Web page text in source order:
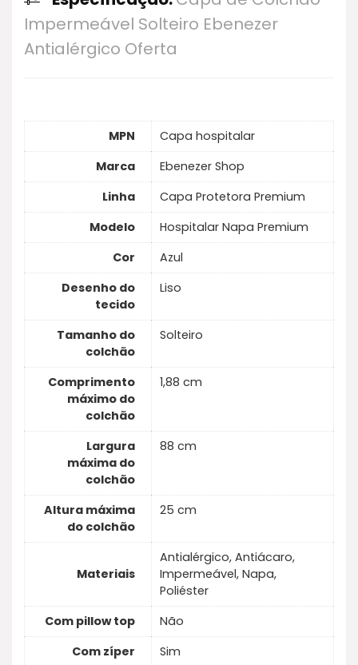
características principais: 100% Impermeável,
Antialérgico e Antiácaro, fácil de limpar, e
material Napa Premium com zíper para fácil
Impermeável Solteiro Ebenezer
Antialérgico Oferta
MPN
Capa hospitalar
Marca
Ebenezer Shop
Linha
Capa Protetora Premium
Modelo
Hospitalar Napa Premium
Cor
Azul
Desenho do
tecido
Liso
Tamanho do
colchão
Solteiro
Comprimento
máximo do
colchão
1,88 cm
Largura
máxima do
colchão
88 cm
Altura máxima
do colchão
25 cm
Materiais
Antialérgico, Antiácaro,
Impermeável, Napa,
Poliéster
Com pillow top
Não
Com zíper
Sim